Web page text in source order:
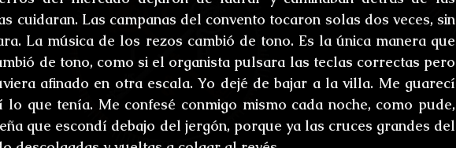
cuidaran. Las campanas del convento tocaron solas dos veces, sin
La música de los rezos cambió de tono. Es la única manera que
de tono, como si el organista pulsara las teclas correctas pero
afinado en otra escala. Yo dejé de bajar a la villa. Me guarecí
lo que tenía. Me confesé conmigo mismo cada noche, como pude,
que escondí debajo del jergón, porque ya las cruces grandes del